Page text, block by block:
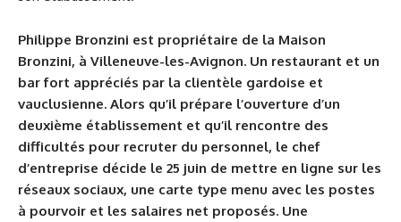
Philippe Bronzini est propriétaire de la Maison
Bronzini, à Villeneuve-les-Avignon. Un restaurant et un
bar fort appréciés par la clientèle gardoise et
vauclusienne. Alors qu’il prépare l’ouverture d’un
deuxième établissement et qu’il rencontre des
difficultés pour recruter du personnel, le chef
d’entreprise décide le 25 juin de mettre en ligne sur les
réseaux sociaux, une carte type menu avec les postes
à pourvoir et les salaires net proposés. Une